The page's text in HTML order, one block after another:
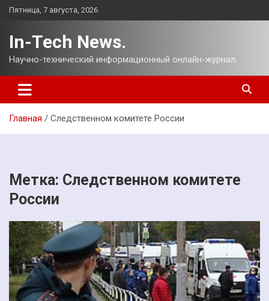
Перейти
Пятница, 7 августа, 2026
In-Tech News.
Научно-технический информационный онлайн-журнал.
Главная Следственном комитете России
Метка: Следственном комитете
России